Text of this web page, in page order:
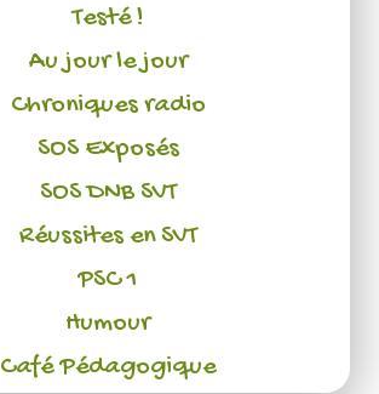
Testé !
Au jour le jour
Chroniques radio
SOS Exposés
SOS DNB SVT
Réussites en SVT
PSC 1
Humour
Café Pédagogique